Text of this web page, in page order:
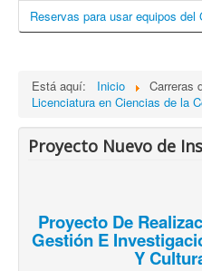
Reservas para usar equipos del
Está aquí: Inicio
Carreras
Licenciatura en Ciencias de la
Proyecto Nuevo de
Proyecto De
Gestión E
Y